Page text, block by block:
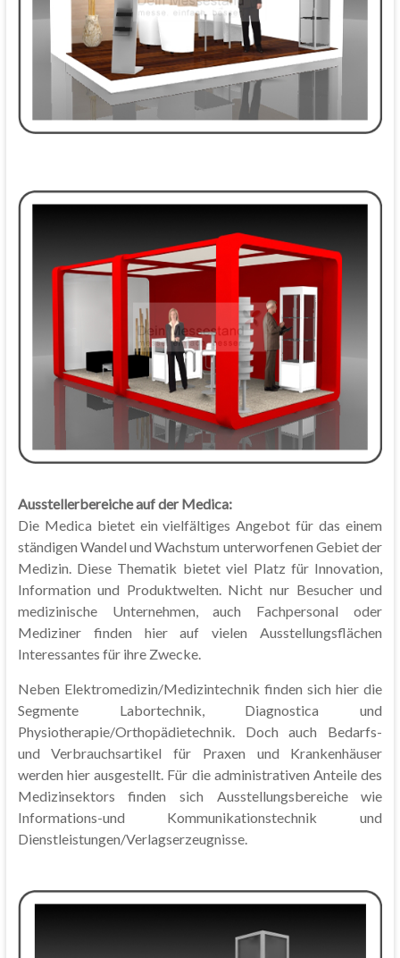
Ausstellerbereiche auf der Medica:
Die Medica bietet ein vielfältiges Angebot für das einem
ständigen Wandel und Wachstum unterworfenen Gebiet der
Medizin. Diese Thematik bietet viel Platz für Innovation,
Information und Produktwelten. Nicht nur Besucher und
medizinische Unternehmen, auch Fachpersonal oder
Mediziner finden hier auf vielen Ausstellungsflächen
Interessantes für ihre Zwecke.
Neben Elektromedizin/Medizintechnik finden sich hier die
Segmente Labortechnik, Diagnostica und
Physiotherapie/Orthopädietechnik. Doch auch Bedarfs-
und Verbrauchsartikel für Praxen und Krankenhäuser
werden hier ausgestellt. Für die administrativen Anteile des
Medizinsektors finden sich Ausstellungsbereiche wie
Informations-und Kommunikationstechnik und
Dienstleistungen/Verlagserzeugnisse.